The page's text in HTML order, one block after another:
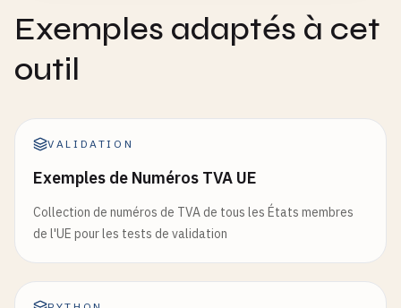
Exemples adaptés à cet
outil
VALIDATION
Exemples de Numéros TVA UE
Collection de numéros de TVA de tous les États membres
de l'UE pour les tests de validation